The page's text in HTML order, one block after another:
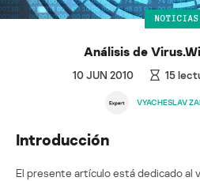
NOTICIAS
Análisis de
10 JUN 2010 15
VYACHESLAV
Introducción
El presente artículo está dedicado al